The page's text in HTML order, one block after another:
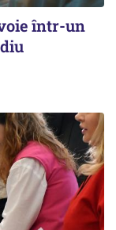
într-un